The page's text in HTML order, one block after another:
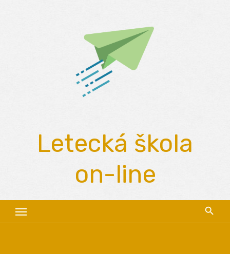
Letecká škola
on-line